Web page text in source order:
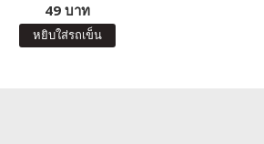
49 บาท
หยิบใส่รถเข็น